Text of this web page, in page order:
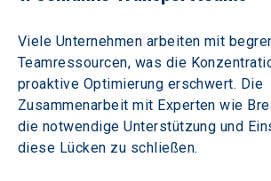
Viele Unternehmen arbeiten mit
Teamressourcen, was die
proaktive Optimierung erschwert. Die
Zusammenarbeit mit Experten wie
die notwendige Unterstützung und
diese Lücken zu schließen.